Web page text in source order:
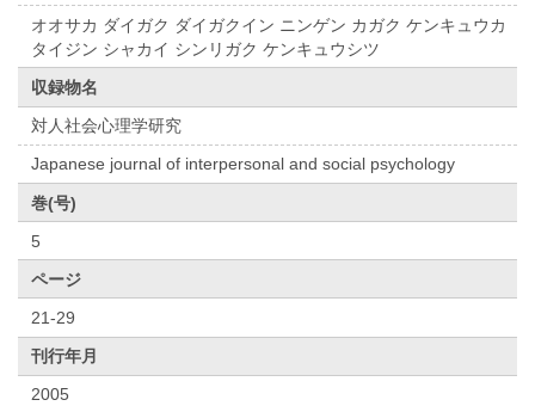
オオサカ ダイガク ダイガクイン ニンゲン カガク ケンキュウカ
タイジン シャカイ シンリガク ケンキュウシツ
収録物名
対人社会心理学研究
Japanese journal of interpersonal and social psychology
巻(号)
5
ページ
21-29
刊行年月
2005